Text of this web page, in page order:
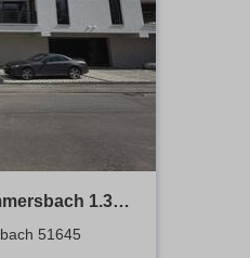
1.300
51645